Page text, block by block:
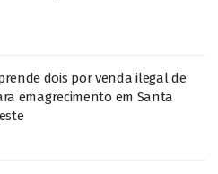
dois por venda ilegal de
emagrecimento em Santa